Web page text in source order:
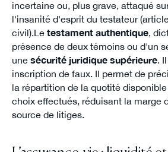
incertaine ou, plus grave, attaqué
l'insanité d'esprit du testateur
civil).Le testament authentique,
présence de deux témoins ou d'un
une sécurité juridique supérieure.
inscription de faux. Il permet de
la répartition de la quotité
choix effectués, réduisant la marge
source de litiges.